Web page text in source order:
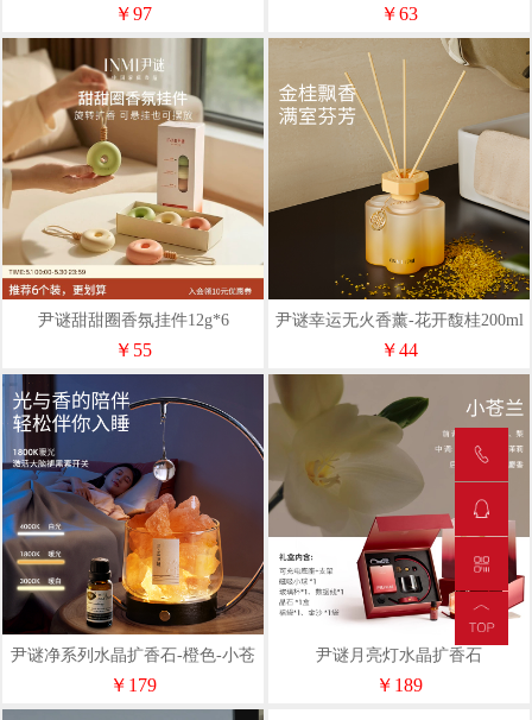
￥97 ￥63
尹谜甜甜圈香氛挂件12g*6
￥55
尹谜幸运无火香薰-花开馥桂200ml
￥44
尹谜净系列水晶扩香石-橙色-小苍
兰
￥179
尹谜月亮灯水晶扩香石
￥189